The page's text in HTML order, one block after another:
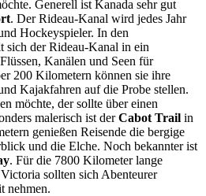
Generell ist Kanada sehr gut
. Der Rideau-Kanal wird jedes Jahr
Hockeyspieler. In den
sich der Rideau-Kanal in ein
Kanälen und Seen für
200 Kilometern können sie ihre
Kajakfahren auf die Probe stellen.
möchte, der sollte über einen
malerisch ist derCabot Trail in
genießen Reisende die bergige
und die Elche. Noch bekannter ist
. Für die 7800 Kilometer lange
sollten sich Abenteurer
nehmen.